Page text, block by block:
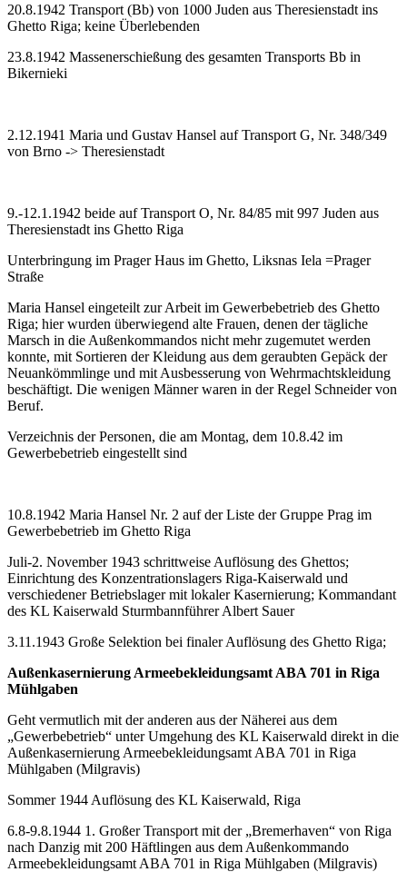
20.8.1942 Transport (Bb) von 1000 Juden aus Theresienstadt ins
Ghetto Riga; keine Überlebenden
23.8.1942 Massenerschießung des gesamten Transports Bb in
Bikernieki
2.12.1941 Maria und Gustav Hansel auf Transport G, Nr. 348/349
von Brno -> Theresienstadt
9.-12.1.1942 beide auf Transport O, Nr. 84/85 mit 997 Juden aus
Theresienstadt ins Ghetto Riga
Unterbringung im Prager Haus im Ghetto, Liksnas Iela =Prager
Straße
Maria Hansel eingeteilt zur Arbeit im Gewerbebetrieb des Ghetto
Riga; hier wurden überwiegend alte Frauen, denen der tägliche
Marsch in die Außenkommandos nicht mehr zugemutet werden
konnte, mit Sortieren der Kleidung aus dem geraubten Gepäck der
Neuankömmlinge und mit Ausbesserung von Wehrmachtskleidung
beschäftigt. Die wenigen Männer waren in der Regel Schneider von
Beruf.
Verzeichnis der Personen, die am Montag, dem 10.8.42 im
Gewerbebetrieb eingestellt sind
10.8.1942 Maria Hansel Nr. 2 auf der Liste der Gruppe Prag im
Gewerbebetrieb im Ghetto Riga
Juli-2. November 1943 schrittweise Auflösung des Ghettos;
Einrichtung des Konzentrationslagers Riga-Kaiserwald und
verschiedener Betriebslager mit lokaler Kasernierung; Kommandant
des KL Kaiserwald Sturmbannführer Albert Sauer
3.11.1943 Große Selektion bei finaler Auflösung des Ghetto Riga;
Außenkasernierung Armeebekleidungsamt ABA 701 in Riga
Mühlgaben
Geht vermutlich mit der anderen aus der Näherei aus dem
„Gewerbebetrieb“ unter Umgehung des KL Kaiserwald direkt in die
Außenkasernierung Armeebekleidungsamt ABA 701 in Riga
Mühlgaben (Milgravis)
Sommer 1944 Auflösung des KL Kaiserwald, Riga
6.8-9.8.1944 1. Großer Transport mit der „Bremerhaven“ von Riga
nach Danzig mit 200 Häftlingen aus dem Außenkommando
Armeebekleidungsamt ABA 701 in Riga Mühlgaben (Milgravis)